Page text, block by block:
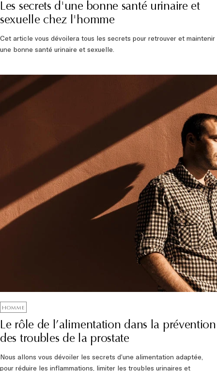
Les secrets d'une bonne santé urinaire et
sexuelle chez l'homme
Cet article vous dévoilera tous les secrets pour retrouver et maintenir
une bonne santé urinaire et sexuelle.
HOMME
Le rôle de l’alimentation dans la prévention
des troubles de la prostate
Nous allons vous dévoiler les secrets d’une alimentation adaptée,
pour réduire les inflammations, limiter les troubles urinaires et